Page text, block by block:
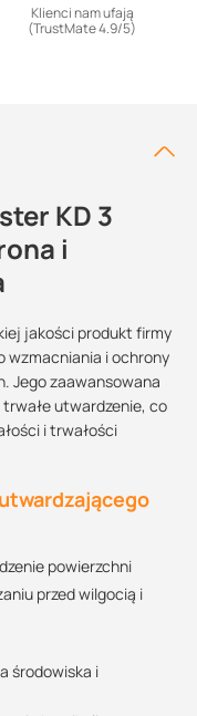
Klienci nam ufają
(TrustMate 4.9/5)
KD 3
i
jakości produkt firmy
wzmacniania i ochrony
Jego zaawansowana
utwardzenie, co
i trwałości
powierzchni
przed wilgocią i
środowiska i